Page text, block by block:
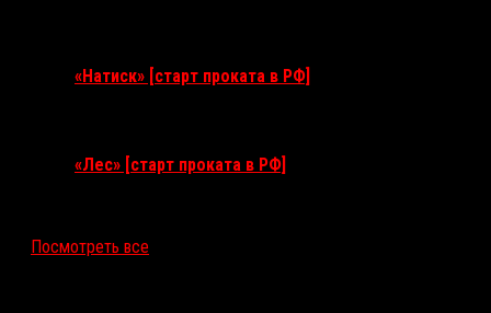
«Натиск» [старт проката в РФ]
«Лес» [старт проката в РФ]
Посмотреть все